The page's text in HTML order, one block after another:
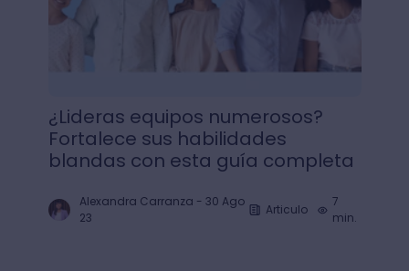
¿Lideras equipos numerosos?
Fortalece sus habilidades
blandas con esta guía completa
Alexandra Carranza - 30 Ago
23
Articulo
7
min.